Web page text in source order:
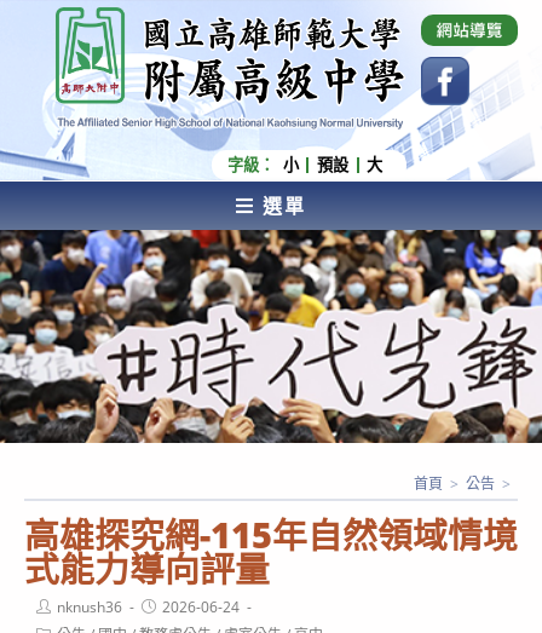
內
容
國立高雄師範大學附屬高級中學 Affiliated Senior
High School of National Kaohsiung Normal
University
字級： 小 預設 大
選單
AFFILIATED SENIOR HIGH SCHOOL OF NATIONAL
KAOHSIUNG NORMAL UNIVERSITY
高雄探究網-115年自然領域情境
式能力導向評量
首頁 > 公告 >
Post
author:
nknush36
Post
published:
2026-06-24